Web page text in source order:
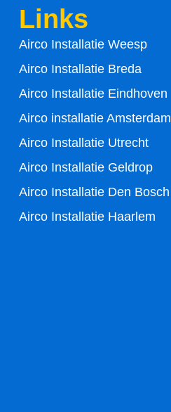
o
k
-
f
Links
Airco Installatie Weesp
Airco Installatie Breda
Airco Installatie Eindhoven
Airco installatie Amsterdam
Airco Installatie Utrecht
Airco Installatie Geldrop
Airco Installatie Den Bosch
Airco Installatie Haarlem